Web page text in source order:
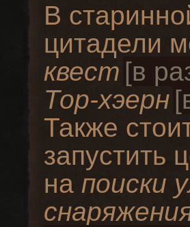
В
цитадели
квест
Тор-хэерн
Также
запустить
на поиски